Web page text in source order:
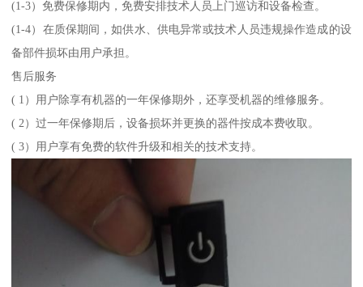
(1-3）免费保修期内，免费安排技术人员上门巡访和设备检查。
(1-4）在质保期间，如供水、供电异常或技术人员违规操作造成的设
备部件损坏由用户承担。
售后服务
( 1）用户除享有机器的一年保修期外，还享受机器的维修服务。
( 2）过一年保修期后，设备损坏并更换的器件按成本费收取。
( 3）用户享有免费的软件升级和相关的技术支持。